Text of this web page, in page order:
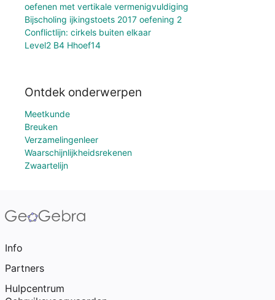
oefenen met vertikale vermenigvuldiging
Bijscholing ijkingstoets 2017 oefening 2
Conflictlijn: cirkels buiten elkaar
Level2 B4 Hhoef14
Ontdek onderwerpen
Meetkunde
Breuken
Verzamelingenleer
Waarschijnlijkheidsrekenen
Zwaartelijn
Info
Partners
Hulpcentrum